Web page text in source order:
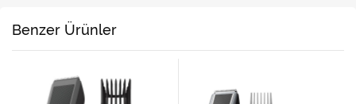
Benzer Ürünler